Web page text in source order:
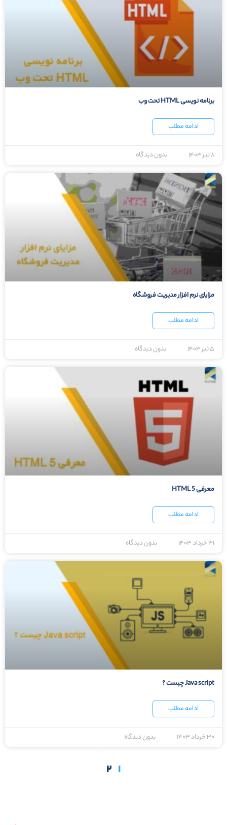
برنامه نویسی HTML تحت وب
ادامه مطلب
۸ تیر ۱۴۰۳ بدون دیدگاه
مزایای نرم افزار مدیریت فروشگاه
ادامه مطلب
۵ تیر ۱۴۰۳ بدون دیدگاه
معرفی HTML 5
ادامه مطلب
۳۱ خرداد ۱۴۰۳ بدون دیدگاه
Java script چیست ؟
ادامه مطلب
۳۰ خرداد ۱۴۰۳ بدون دیدگاه
۱ ۲